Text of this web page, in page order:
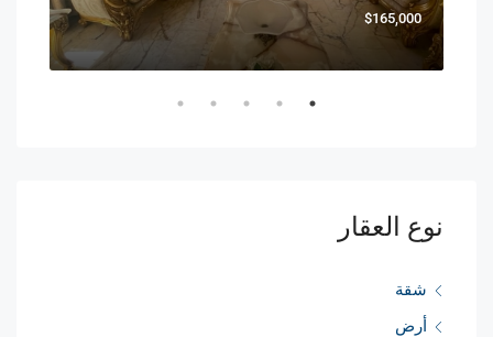
$165,000
نوع العقار
شقة
أرض